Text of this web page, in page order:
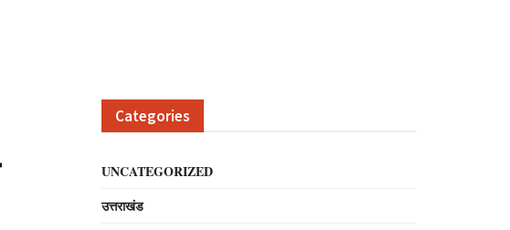
Categories
UNCATEGORIZED
उत्तराखंड